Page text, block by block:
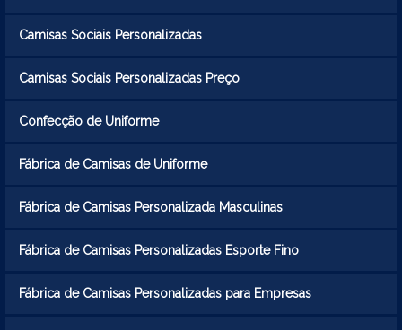
Camisas Sociais Personalizadas
Camisas Sociais Personalizadas Preço
Confecção de Uniforme
Fábrica de Camisas de Uniforme
Fábrica de Camisas Personalizada Masculinas
Fábrica de Camisas Personalizadas Esporte Fino
Fábrica de Camisas Personalizadas para Empresas